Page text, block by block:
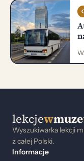
lekcjew
Wyszukiwarka lekcji
z całej Polski.
Informacje